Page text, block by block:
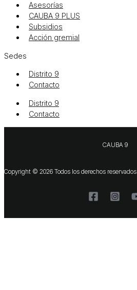
Asesorías
CAUBA 9 PLUS
Subsidios
Acción gremial
Sedes
Distrito 9
Contacto
Distrito 9
Contacto
CAUBA 9
Copyright © 2026 Todos los derechos reservados